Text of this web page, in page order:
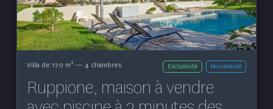
Villa de 170 m2— 4 chambres Exclusivité Nouveauté
Ruppione, maison à vendre